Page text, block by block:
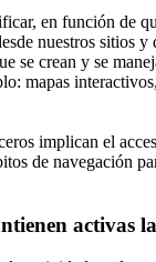
en función de
nuestros sitios
se crean y se
mapas
implican el
de navegación
activas